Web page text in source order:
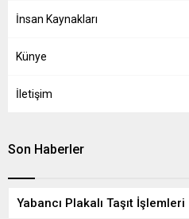
işletmeler...
İnsan Kaynakları
Künye
İletişim
Son Haberler
Yabancı Plakalı Taşıt İşlemleri